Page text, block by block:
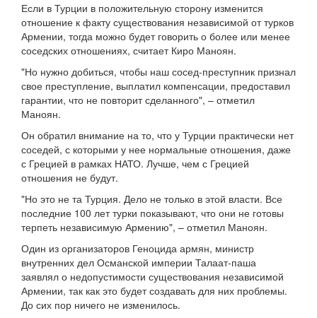
Если в Турции в положительную сторону изменится
отношение к факту существования независимой от турков
Армении, тогда можно будет говорить о более или менее
соседских отношениях, считает Киро Маноян.
"Но нужно добиться, чтобы наш сосед-преступник признал
свое преступление, выплатил компенсации, предоставил
гарантии, что не повторит сделанного", – отметил
Маноян.
Он обратил внимание на то, что у Турции практически нет
соседей, с которыми у нее нормальные отношения, даже
с Грецией в рамках НАТО. Лучше, чем с Грецией
отношения не будут.
"Но это не та Турция. Дело не только в этой власти. Все
последние 100 лет турки показывают, что они не готовы
терпеть независимую Армению", – отметил Маноян.
Один из организаторов Геноцида армян, министр
внутренних дел Османской империи Талаат-паша
заявлял о недопустимости существования независимой
Армении, так как это будет создавать для них проблемы.
До сих пор ничего не изменилось.